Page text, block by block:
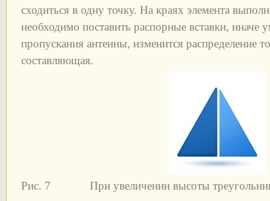
сходиться в одну точку. На краях элемента
необходимо поставить распорные вставки, иначе
пропускания антенны, изменится распределение
составляющая.
Рис. 7 При увеличении высоты